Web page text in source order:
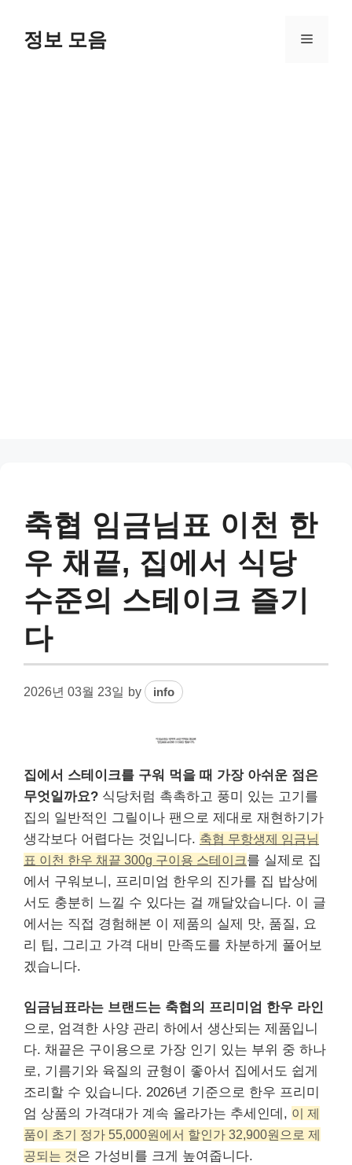
content정보 모음 Menu
축협 임금님표 이천 한
우 채끝, 집에서 식당
수준의 스테이크 즐기
다
2026년 03월 23일 by info
집에서 스테이크를 구워 먹을 때 가장 아쉬운 점은
무엇일까요? 식당처럼 촉촉하고 풍미 있는 고기를
집의 일반적인 그릴이나 팬으로 제대로 재현하기가
생각보다 어렵다는 것입니다. 축협 무항생제 임금님
표 이천 한우 채끝 300g 구이용 스테이크를 실제로 집
에서 구워보니, 프리미엄 한우의 진가를 집 밥상에
서도 충분히 느낄 수 있다는 걸 깨달았습니다. 이 글
에서는 직접 경험해본 이 제품의 실제 맛, 품질, 요
리 팁, 그리고 가격 대비 만족도를 차분하게 풀어보
겠습니다.
임금님표라는 브랜드는 축협의 프리미엄 한우 라인
으로, 엄격한 사양 관리 하에서 생산되는 제품입니
다. 채끝은 구이용으로 가장 인기 있는 부위 중 하나
로, 기름기와 육질의 균형이 좋아서 집에서도 쉽게
조리할 수 있습니다. 2026년 기준으로 한우 프리미
엄 상품의 가격대가 계속 올라가는 추세인데, 이 제
품이 초기 정가 55,000원에서 할인가 32,900원으로 제
공되는 것은 가성비를 크게 높여줍니다.